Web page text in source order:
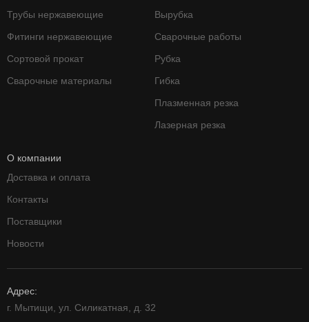
Трубы нержавеющие
Фитинги нержавеющие
Сортовой прокат
Сварочные материалы
Вырубка
Сварочные работы
Рубка
Гибка
Плазменная резка
Лазерная резка
О компании
Доставка и оплата
Контакты
Поставщики
Новости
Адрес:
г. Мытищи, ул. Силикатная, д. 32